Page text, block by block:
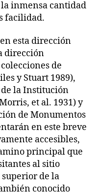
inmensa cantidad
facilidad.
esta dirección
dirección
de
y Stuart 1989),
la Institución
et al. 1931) y
de Monumentos
en este breve
accesibles,
principal que
al sitio
de la
conocido